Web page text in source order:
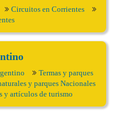
Circuitos en Corrientes
Termas y parques
y parques Nacionales
y artículos de turismo